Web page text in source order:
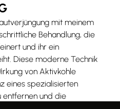
mit meinem
Behandlung, die
und ihr ein
Diese moderne Technik
von Aktivkohle
eines spezialisierten
entfernen und die